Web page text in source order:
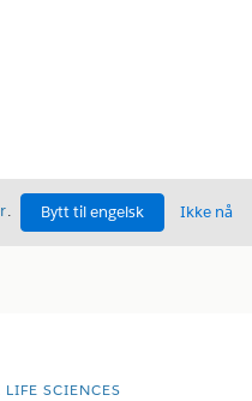
. Bytt til engelsk Ikke nå
SCIENCES